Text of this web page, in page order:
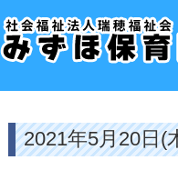
2021年5月20日